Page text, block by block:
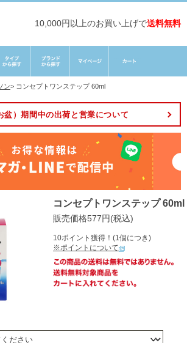
10,000円以上のお買い上げで送料無料
ン> コンセプトワンステップ 60ml
盆）期間中の出荷と営業について
コンセプトワンステップ 60ml
販売価格577円(税込)
10ポイント獲得！(1個につき)
※ポイントについて